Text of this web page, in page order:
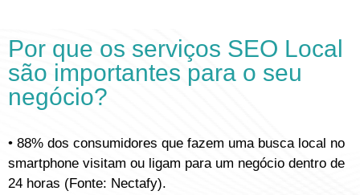
Por que os serviços SEO Local
são importantes para o seu
negócio?
• 88% dos consumidores que fazem uma busca local no
smartphone visitam ou ligam para um negócio dentro de
24 horas (Fonte: Nectafy).